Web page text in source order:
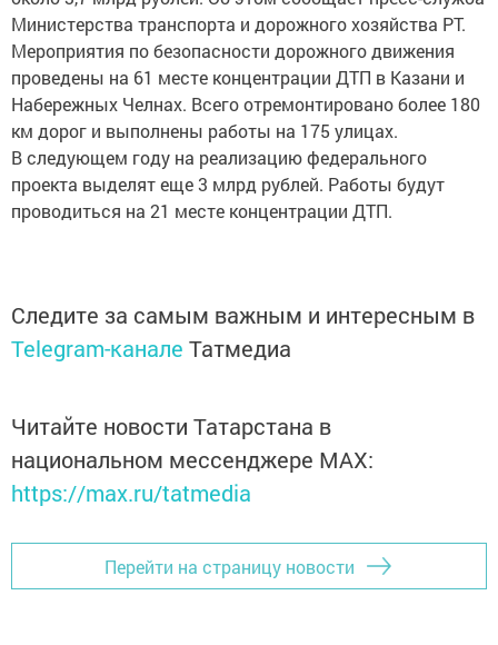
Министерства транспорта и дорожного хозяйства РТ.
Мероприятия по безопасности дорожного движения
проведены на 61 месте концентрации ДТП в Казани и
Набережных Челнах. Всего отремонтировано более 180
км дорог и выполнены работы на 175 улицах.
В следующем году на реализацию федерального
проекта выделят еще 3 млрд рублей. Работы будут
проводиться на 21 месте концентрации ДТП.
Следите за самым важным и интересным в
Telegram-канале Татмедиа
Читайте новости Татарстана в
национальном мессенджере MАХ:
https://max.ru/tatmedia
Перейти на страницу новости